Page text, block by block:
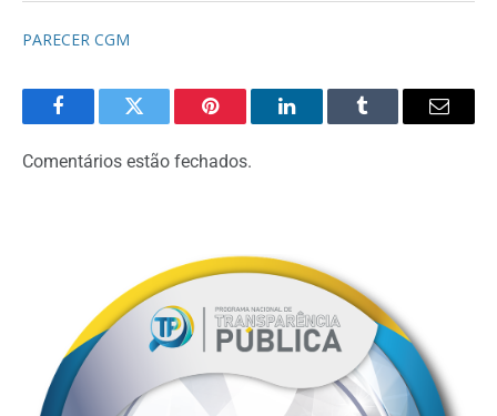
PARECER CGM
FacebookTwitter Pinterest LinkedInTumblr Email
Comentários estão fechados.